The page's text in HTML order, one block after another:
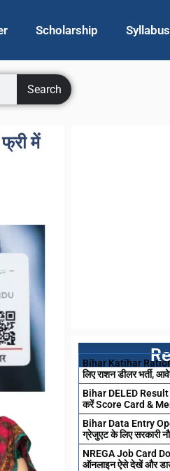
Scholarship Syllabus
Search
में
Bihar Katihar
लिए राशन डीलर भर्ती,
Bihar DELED Result
करें Score Card &
Bihar Data Entry
ग्रेजुएट के लिए सरकारी
NREGA Job Card
ऑनलाइन ऐसे देखें और